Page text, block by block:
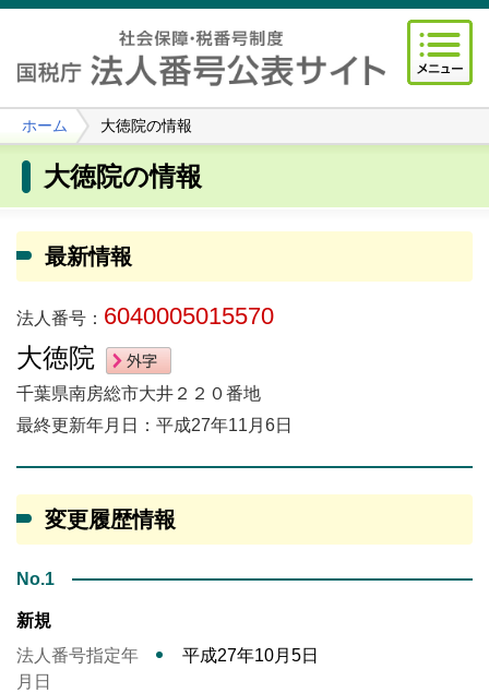
ホーム 大徳院の情報
大徳院の情報
最新情報
法人番号： 6040005015570
大徳院
千葉県南房総市大井２２０番地
最終更新年月日：平成27年11月6日
変更履歴情報
No.1
新規
法人番号指定年
月日
平成27年10月5日